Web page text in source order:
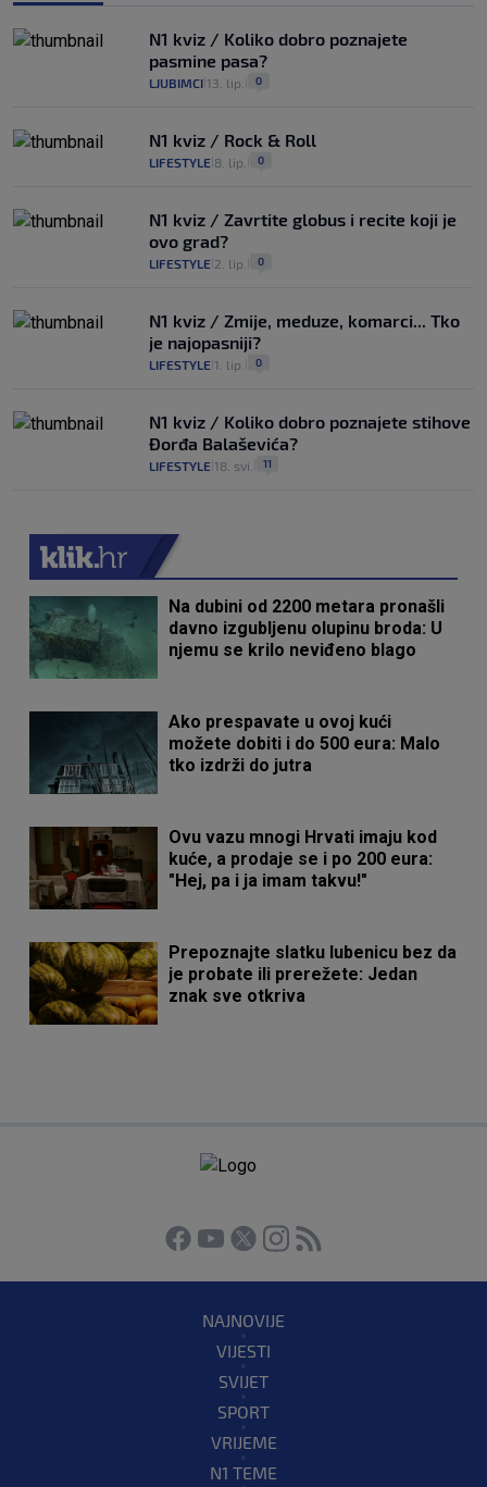
N1 kviz / Koliko dobro poznajete
pasmine pasa?
LJUBIMCI 13. lip. 0
N1 kviz / Rock & Roll
LIFESTYLE 8. lip. 0
N1 kviz / Zavrtite globus i recite koji je
ovo grad?
LIFESTYLE 2. lip. 0
N1 kviz / Zmije, meduze, komarci... Tko
je najopasniji?
LIFESTYLE 1. lip. 0
N1 kviz / Koliko dobro poznajete stihove
Đorđa Balaševića?
LIFESTYLE 18. svi. 11
Na dubini od 2200 metara pronašli
davno izgubljenu olupinu broda: U
njemu se krilo neviđeno blago
Ako prespavate u ovoj kući
možete dobiti i do 500 eura: Malo
tko izdrži do jutra
Ovu vazu mnogi Hrvati imaju kod
kuće, a prodaje se i po 200 eura:
"Hej, pa i ja imam takvu!"
Prepoznajte slatku lubenicu bez da
je probate ili prerežete: Jedan
znak sve otkriva
NAJNOVIJE
VIJESTI
SVIJET
SPORT
VRIJEME
N1 TEME